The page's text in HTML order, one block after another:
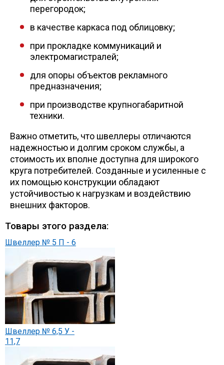
перегородок;
в качестве каркаса под облицовку;
при прокладке коммуникаций и
электромагистралей;
для опоры объектов рекламного
предназначения;
при производстве крупногабаритной
техники.
Важно отметить, что швеллеры отличаются
надежностью и долгим сроком службы, а
стоимость их вполне доступна для широкого
круга потребителей. Созданные и усиленные с
их помощью конструкции обладают
устойчивостью к нагрузкам и воздействию
внешних факторов.
Товары этого раздела:
Швеллер № 5 П - 6
Швеллер № 6,5 У -
11,7